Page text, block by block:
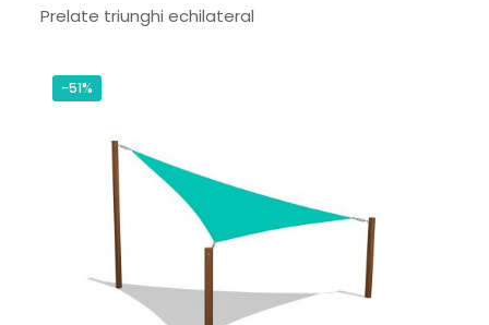
Prelate triunghi echilateral
-51%